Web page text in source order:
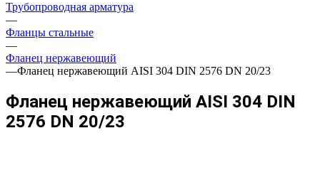
Трубопроводная арматура
—
Фланцы стальные
—
Фланец нержавеющий
—Фланец нержавеющий AISI 304 DIN 2576 DN 20/23
Фланец нержавеющий AISI 304 DIN
2576 DN 20/23